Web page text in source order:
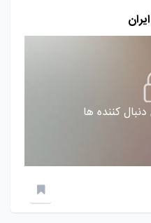
کننده ها